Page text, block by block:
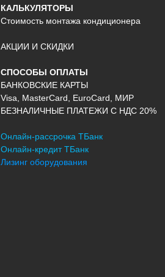
КАЛЬКУЛЯТОРЫ
Стоимость монтажа кондиционера
АКЦИИ И СКИДКИ
СПОСОБЫ ОПЛАТЫ
БАНКОВСКИЕ КАРТЫ
Visa, MasterCard, EuroCard, МИР
БЕЗНАЛИЧНЫЕ ПЛАТЕЖИ С НДС 20%
Онлайн-рассрочка ТБанк
Онлайн-кредит ТБанк
Лизинг оборудования